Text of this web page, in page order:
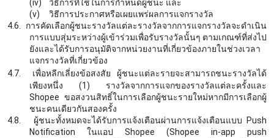
(iv)
วิธีการที่ใช้ในการกำหนดผู้ชนะ และ
(v)
วิธีการประกาศหรือเผยแพร่ผลการแจกรางวัล
4.6.
การคัดเลือกผู้ชนะรางวัลแต่ละรางวัลจากการแจกรางวัลจะดำเนิน
การแบบสุ่มระหว่างผู้เข้าร่วมเพื่อรับรางวัลนั้นๆ ตามเกณฑ์ที่ส่งไป
ยังและได้รับการอนุมัติจากหน่วยงานที่เกี่ยวข้องภายในช่วงเวลา
แจกรางวัลที่เกี่ยวข้อง
4.7. เพื่อหลีกเลี่ยงข้อสงสัย ผู้ชนะแต่ละรายจะสามารถชนะรางวัลได้
เพียงหนึ่ง (1) รางวัลจากการแจกของรางวัลแต่ละครั้งและ
Shopee ขอสงวนสิทธิ์ในการเลือกผู้ชนะรายใหม่หากมีการเลือกผู้
ชนะคนเดียวกันสองครั้ง
4.8.
ผู้ชนะทั้งหมดจะได้รับการแจ้งเตือนผ่านการแจ้งเตือนแบบ
Push
Notification ในแอป Shopee (Shopee in-app push